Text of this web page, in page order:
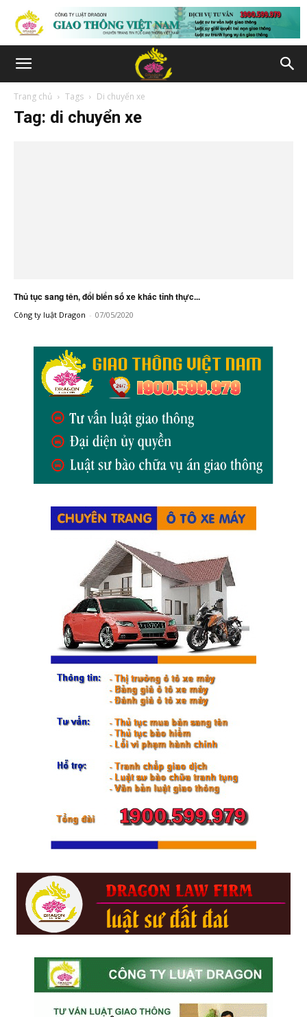
Trang chủ Tags Di chuyển xe
Tag: di chuyển xe
Thủ tục sang tên, đổi biển số xe khác tỉnh thực...
Công ty luật Dragon - 07/05/2020